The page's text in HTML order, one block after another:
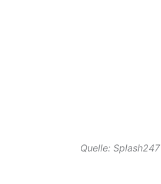
Quelle: Splash247